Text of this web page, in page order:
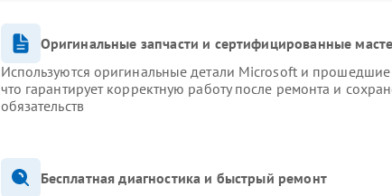
Оригинальные запчасти и сертифицированные
Используются оригинальные детали Microsoft и
что гарантирует корректную работу после ремонта и
обязательств
Бесплатная диагностика и быстрый ремонт